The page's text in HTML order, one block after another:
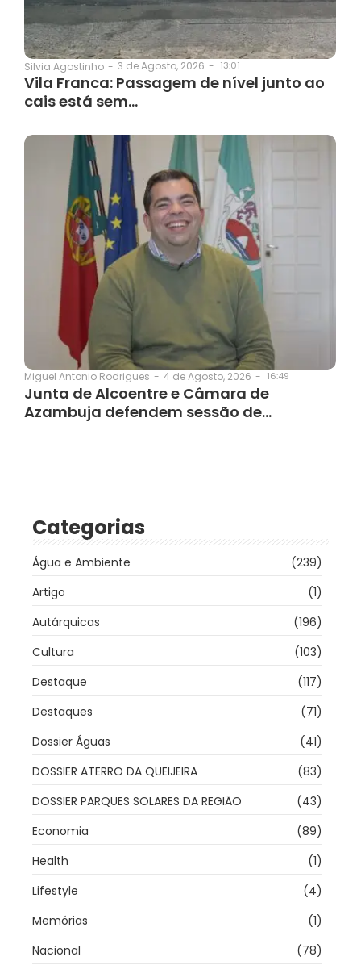
Silvia Agostinho - 3 de Agosto, 2026 - 13:01
Vila Franca: Passagem de nível junto ao
cais está sem…
Miguel Antonio Rodrigues - 4 de Agosto, 2026 - 16:49
Junta de Alcoentre e Câmara de
Azambuja defendem sessão de…
Categorias
Água e Ambiente
(239)
Artigo
(1)
Autárquicas
(196)
Cultura
(103)
Destaque
(117)
Destaques
(71)
Dossier Águas
(41)
DOSSIER ATERRO DA QUEIJEIRA
(83)
DOSSIER PARQUES SOLARES DA REGIÃO
(43)
Economia
(89)
Health
(1)
Lifestyle
(4)
Memórias
(1)
Nacional
(78)